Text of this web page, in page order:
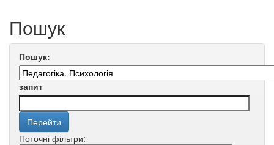
Пошук
Пошук:
запит
Поточні фільтри: